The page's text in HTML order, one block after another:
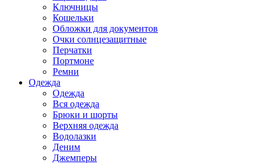
Ключницы
Кошельки
Обложки для документов
Очки солнцезащитные
Перчатки
Портмоне
Ремни
Одежда
Одежда
Вся одежда
Брюки и шорты
Верхняя одежда
Водолазки
Деним
Джемперы